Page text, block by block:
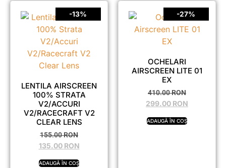
-13%
LENTILA AIRSCREEN
100% STRATA
V2/ACCURI
V2/RACECRAFT V2
CLEAR LENS
155.00RON
135.00 RON
ADAUGĂ ÎN COȘ
-27%
OCHELARI
AIRSCREEN LITE 01
EX
410.00RON
299.00 RON
ADAUGĂ ÎN COȘ